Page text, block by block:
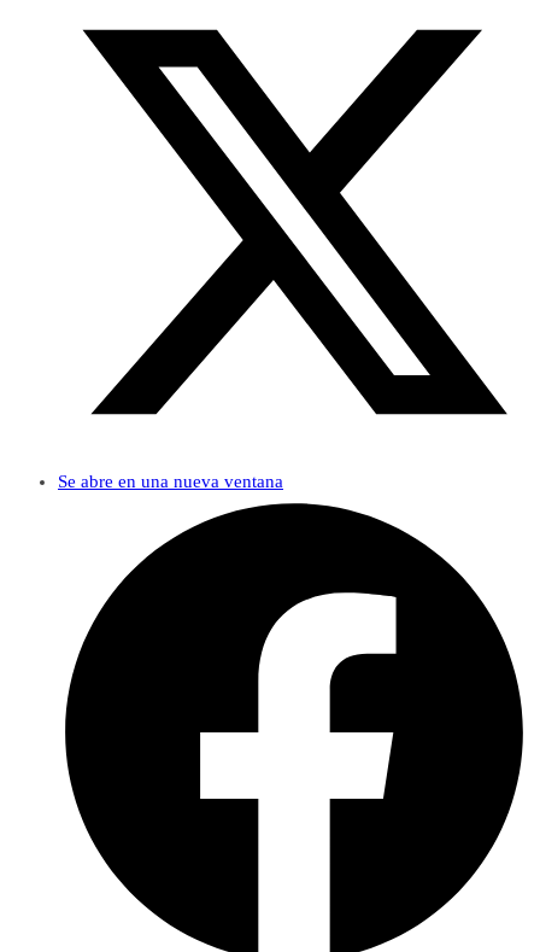
Se abre en una nueva ventana